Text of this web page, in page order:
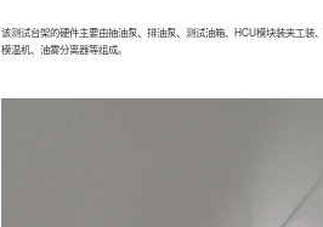
该测试台架的硬件主要由抽油泵、排油泵、测试油箱、 HCU模块装夹工装、
模温机、油雾分离器等组成。